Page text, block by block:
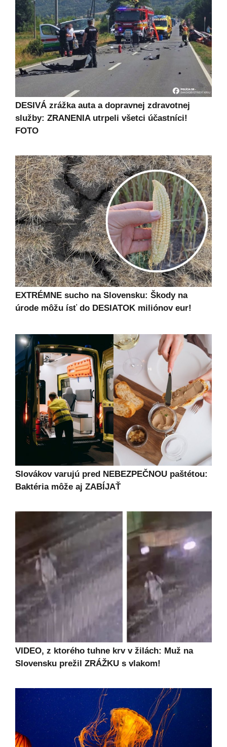
DESIVÁ zrážka auta a dopravnej zdravotnej
služby: ZRANENIA utrpeli všetci účastníci!
FOTO
EXTRÉMNE sucho na Slovensku: Škody na
úrode môžu ísť do DESIATOK miliónov eur!
Slovákov varujú pred NEBEZPEČNOU paštétou:
Baktéria môže aj ZABÍJAŤ
VIDEO, z ktorého tuhne krv v žilách: Muž na
Slovensku prežil ZRÁŽKU s vlakom!